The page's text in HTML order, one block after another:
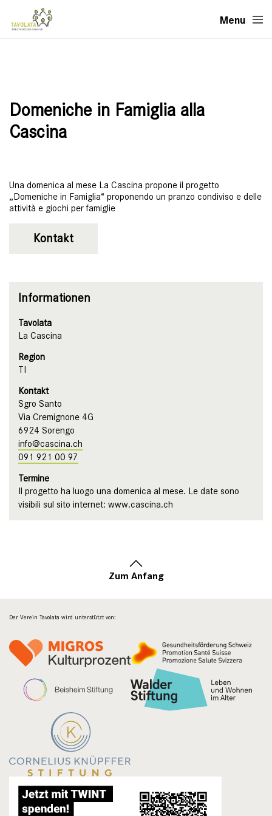
Menu
Domeniche in Famiglia alla
Cascina
Una domenica al mese La Cascina propone il progetto
„Domeniche in Famiglia“ proponendo un pranzo condiviso e delle
attività e giochi per famiglie
Kontakt
Informationen
Tavolata
La Cascina
Region
TI
Kontakt
Sgro Santo
Via Cremignone 4G
6924 Sorengo
info@cascina.ch
091 921 00 97
Termine
Il progetto ha luogo una domenica al mese. Le date sono
visibili sul sito internet: www.cascina.ch
Zum Anfang
Der Verein Tavolata wird unterstützt von: